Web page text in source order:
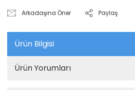
Arkadaşına Öner Paylaş
Ürün Bilgisi
Ürün Yorumları